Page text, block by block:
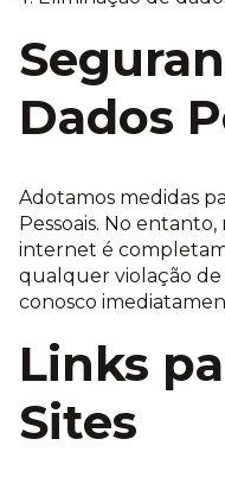
Dados
Adotamos medidas
Pessoais. No
internet é
qualquer violação
conosco
Links
Sites